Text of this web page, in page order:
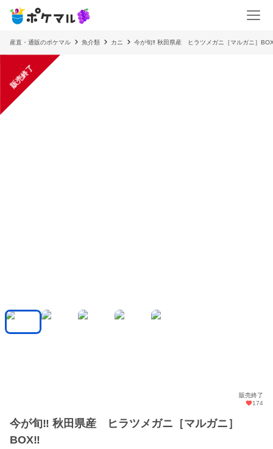
産直・通販のポケマル 魚介類 カニ 今が旬‼️ 秋田県産 ヒラツメガニ［マルガニ］
販売終了
販売終了
174
今が旬‼️ 秋田県産 ヒラツメガニ［マルガニ］
BOX‼️